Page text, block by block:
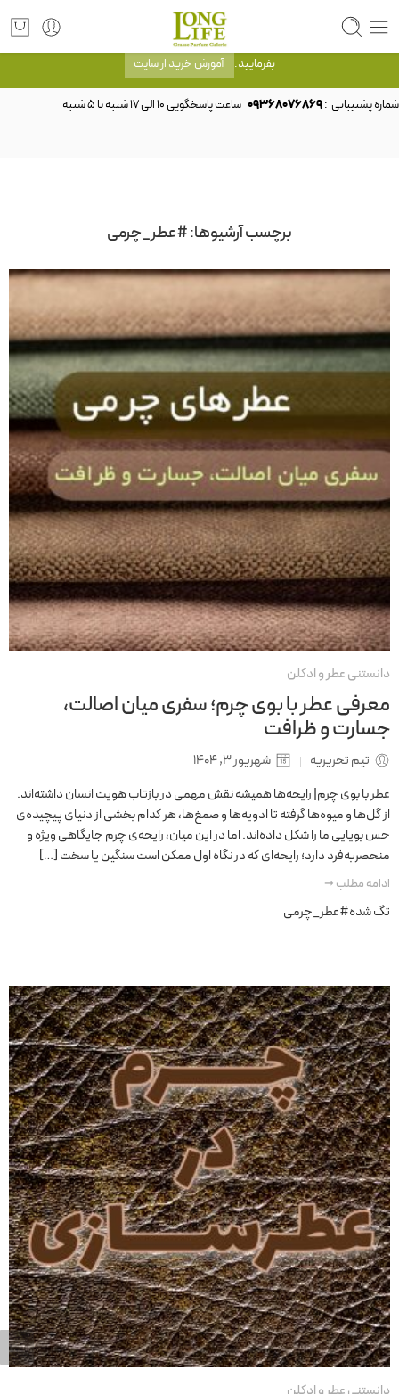
توجه! برند لانگ لایف رایحه های معروف را با شیشه و بسته بندی خود شرکت لانگ لایف
عرضه می کند.که با انتخاب حجم هر ادکلنی می توانید شیشه و بسته بندی را ملاحظه
بفرمایید. آموزش خرید از سایت
شماره پشتیبانی :09368076869
برچسب آرشیوها:#عطر_چرمی
دانستنی عطر و ادکلن
معرفی عطر با بوی چرم؛ سفری میان اصالت،
جسارت و ظرافت
تیم تحریریه
شهریور 3, 1404
عطر با بوی چرم| رایحه‌ها همیشه نقش مهمی در بازتاب هویت انسان داشته‌اند.
از گل‌ها و میوه‌ها گرفته تا ادویه‌ها و صمغ‌ها، هر کدام بخشی از دنیای پیچیده‌ی
حس بویایی ما را شکل داده‌اند. اما در این میان، رایحه‌ی چرم جایگاهی ویژه و
منحصر‌به‌فرد دارد؛ رایحه‌ای که در نگاه اول ممکن است سنگین یا سخت […]
ادامه مطلب ➞
تگ شده#عطر_چرمی